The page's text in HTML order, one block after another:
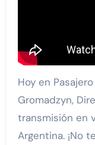
Hoy en Pasajero a Bordo nos acompaña Gabriel
Gromadzyn,
transmisión en
Argentina. ¡No